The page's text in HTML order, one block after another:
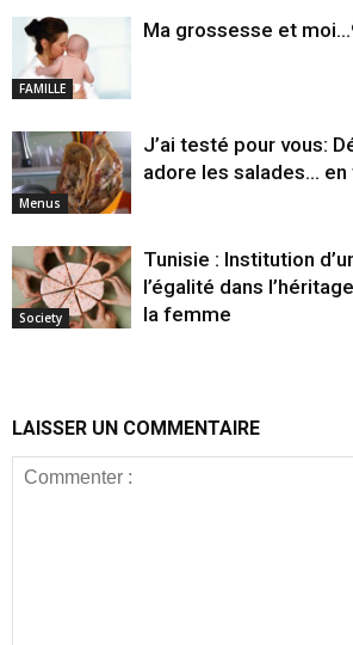
FAMILLE
Ma grossesse et
Menus
J’ai testé pour vous:
adore les salades… en
Society
Tunisie : Institution
l’égalité dans
la femme
LAISSER UN COMMENTAIRE